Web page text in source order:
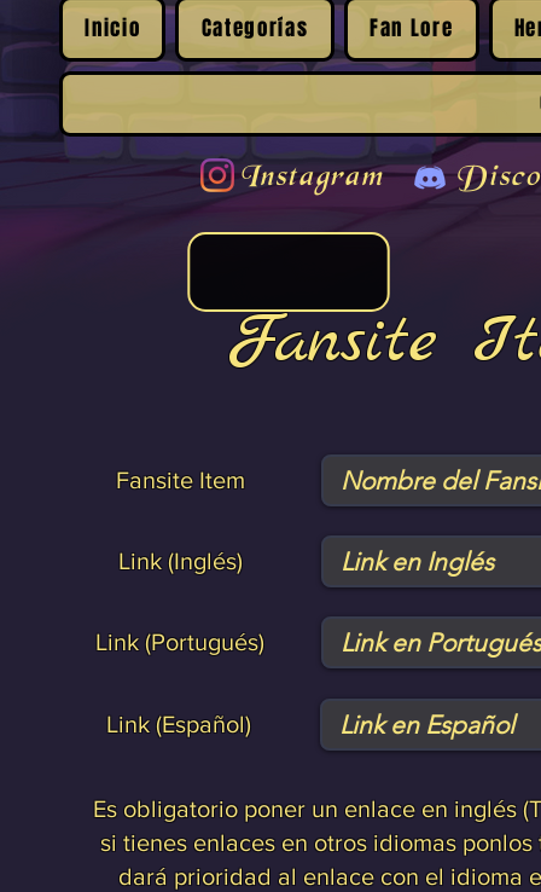
Inicio Categorías Fan Lore
Instagram
Fansite
Fansite Item
Link (Inglés)
Link (Portugués)
Link (Español)
Es obligatorio poner un enlace en inglés
si tienes enlaces en otros idiomas
dará prioridad al enlace con el idioma